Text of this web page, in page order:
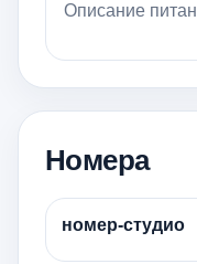
Описание
Номера
номер-студио